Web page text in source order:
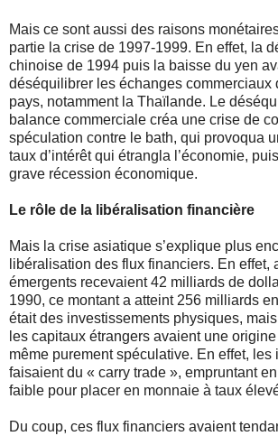
Mais ce sont aussi des raisons
partie la crise de 1997-1999. En effet, la
chinoise de 1994 puis la baisse du yen
déséquilibrer les échanges commerciaux
pays, notamment la Thaïlande. Le
balance commerciale créa une crise de
spéculation contre le bath, qui provoqua
taux d’intérêt qui étrangla l’économie,
grave récession économique.
Le rôle de la libéralisation financière
Mais la crise asiatique s’explique plus
libéralisation des flux financiers. En effet,
émergents recevaient 42 milliards de
1990, ce montant a atteint 256 milliards
était des investissements physiques,
les capitaux étrangers avaient une
même purement spéculative. En effet, les
faisaient du « carry trade », empruntant
faible pour placer en monnaie à taux
Du coup, ces flux financiers avaient